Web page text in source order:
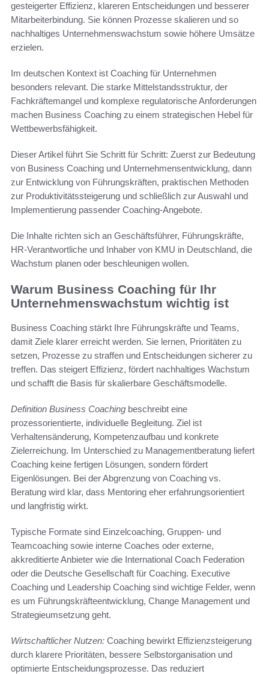
gesteigerter Effizienz, klareren Entscheidungen und besserer
Mitarbeiterbindung. Sie können Prozesse skalieren und so
nachhaltiges Unternehmenswachstum sowie höhere Umsätze
erzielen.
Im deutschen Kontext ist Coaching für Unternehmen
besonders relevant. Die starke Mittelstandsstruktur, der
Fachkräftemangel und komplexe regulatorische Anforderungen
machen Business Coaching zu einem strategischen Hebel für
Wettbewerbsfähigkeit.
Dieser Artikel führt Sie Schritt für Schritt: Zuerst zur Bedeutung
von Business Coaching und Unternehmensentwicklung, dann
zur Entwicklung von Führungskräften, praktischen Methoden
zur Produktivitätssteigerung und schließlich zur Auswahl und
Implementierung passender Coaching-Angebote.
Die Inhalte richten sich an Geschäftsführer, Führungskräfte,
HR-Verantwortliche und Inhaber von KMU in Deutschland, die
Wachstum planen oder beschleunigen wollen.
Warum Business Coaching für Ihr
Unternehmenswachstum wichtig ist
Business Coaching stärkt Ihre Führungskräfte und Teams,
damit Ziele klarer erreicht werden. Sie lernen, Prioritäten zu
setzen, Prozesse zu straffen und Entscheidungen sicherer zu
treffen. Das steigert Effizienz, fördert nachhaltiges Wachstum
und schafft die Basis für skalierbare Geschäftsmodelle.
Definition Business Coaching beschreibt eine
prozessorientierte, individuelle Begleitung. Ziel ist
Verhaltensänderung, Kompetenzaufbau und konkrete
Zielerreichung. Im Unterschied zu Managementberatung liefert
Coaching keine fertigen Lösungen, sondern fördert
Eigenlösungen. Bei der Abgrenzung von Coaching vs.
Beratung wird klar, dass Mentoring eher erfahrungsorientiert
und langfristig wirkt.
Typische Formate sind Einzelcoaching, Gruppen- und
Teamcoaching sowie interne Coaches oder externe,
akkreditierte Anbieter wie die International Coach Federation
oder die Deutsche Gesellschaft für Coaching. Executive
Coaching und Leadership Coaching sind wichtige Felder, wenn
es um Führungskräfteentwicklung, Change Management und
Strategieumsetzung geht.
Wirtschaftlicher Nutzen: Coaching bewirkt Effizienzsteigerung
durch klarere Prioritäten, bessere Selbstorganisation und
optimierte Entscheidungsprozesse. Das reduziert